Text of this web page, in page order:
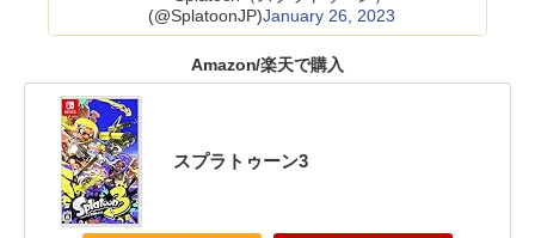
(@SplatoonJP)January 26, 2023
Amazon/楽天で購入
スプラトゥーン3